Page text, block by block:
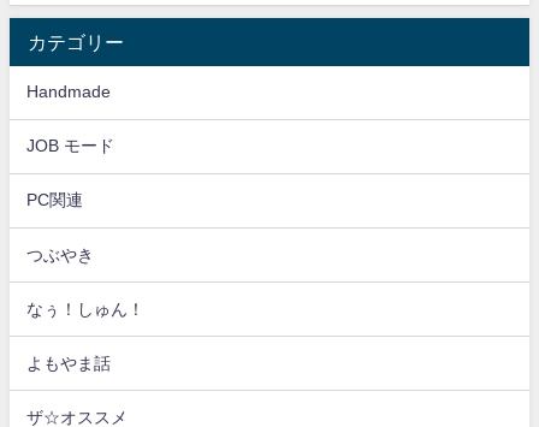
カテゴリー
Handmade
JOB モード
PC関連
つぶやき
なぅ！しゅん！
よもやま話
ザ☆オススメ